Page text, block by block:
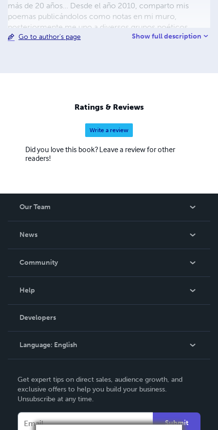
más de 20 años… Desde el año 2010, comparto mis
poemas publicándolos como notas en mi muro,
posteriormente me uno a diversos grupos poéticos
virtuales en los cuales se han destacado mis letras y han
causas sociales, sembrador de conciencias por medio de
su canto. Esto lo convirtió en la "Voz del Pueblo." “…la
historia dormía y se despertó. " Alí Primera.
Go to author's page Show full description
Ratings & Reviews
Write a review
Did you love this book? Leave a review for other
readers!
Our Team
News
In The News
Community
Podcast
Help
Order Lookup
Knowledge Base
Contact Support
Developers
Language: English
Deutsch
Français
Get expert tips on direct sales, audience growth, and
exclusive offers to help you build your business.
Unsubscribe at any time.
Submit